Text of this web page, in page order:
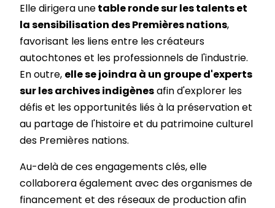
Elle dirigera unetable ronde sur les talents et
la sensibilisation des Premières nations,
favorisant les liens entre les créateurs
autochtones et les professionnels de l'industrie.
En outre, elle se joindra à un groupe d'experts
sur les archives indigènesafin d'explorer les
défis et les opportunités liés à la préservation et
au partage de l'histoire et du patrimoine culturel
des Premières nations.
Au-delà de ces engagements clés, elle
collaborera également avec des organismes de
financement et des réseaux de production afin